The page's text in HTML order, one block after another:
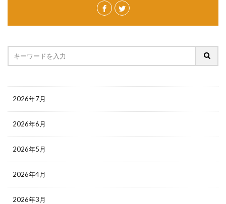
2026年7月
2026年6月
2026年5月
2026年4月
2026年3月